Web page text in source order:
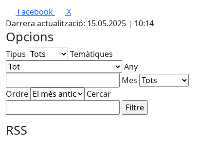
Facebook
X
Darrera actualització: 15.05.2025 | 10:14
Opcions
Tipus
Temàtiques
Any
Mes
Ordre
Cercar
RSS